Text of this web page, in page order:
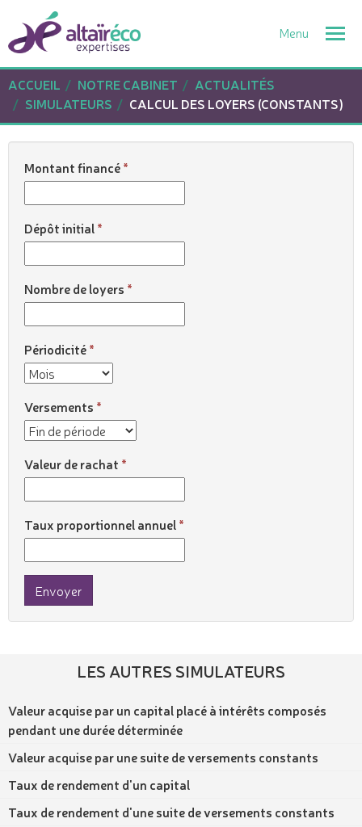
ACCUEIL
NOTRE CABINET
ACTUALITÉS
SIMULATEURS
CALCUL DES LOYERS (CONSTANTS)
Montant financé
Dépôt initial
Nombre de loyers
Périodicité
Versements
Valeur de rachat
Taux proportionnel annuel
Envoyer
LES AUTRES SIMULATEURS
Valeur acquise par un capital placé à intérêts composés
pendant une durée déterminée
Valeur acquise par une suite de versements constants
Taux de rendement d'un capital
Taux de rendement d'une suite de versements constants